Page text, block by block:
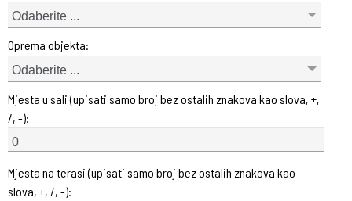
Odaberite ...
Oprema objekta:
Odaberite ...
Mjesta u sali (upisati samo broj bez ostalih znakova kao slova, +,
/, -):
Mjesta na terasi (upisati samo broj bez ostalih znakova kao
slova, +, /, -):